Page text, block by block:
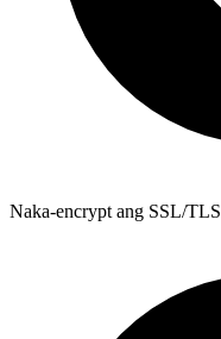
Naka-encrypt ang SSL/TLS